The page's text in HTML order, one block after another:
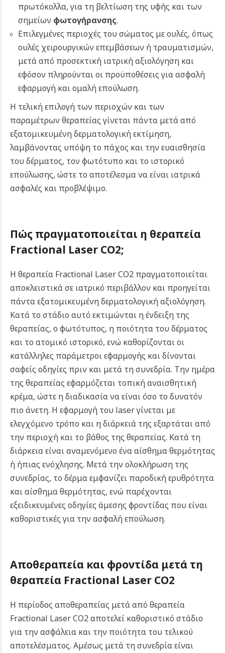
πρωτόκολλα, για τη βελτίωση της υφής και των
σημείων φωτογήρανσης.
Επιλεγμένες περιοχές του σώματος με ουλές, όπως
ουλές χειρουργικών επεμβάσεων ή τραυματισμών,
μετά από προσεκτική ιατρική αξιολόγηση και
εφόσον πληρούνται οι προϋποθέσεις για ασφαλή
εφαρμογή και ομαλή επούλωση.
Η τελική επιλογή των περιοχών και των
παραμέτρων θεραπείας γίνεται πάντα μετά από
εξατομικευμένη δερματολογική εκτίμηση,
λαμβάνοντας υπόψη το πάχος και την ευαισθησία
του δέρματος, τον φωτότυπο και το ιστορικό
επούλωσης, ώστε το αποτέλεσμα να είναι ιατρικά
ασφαλές και προβλέψιμο.
Πώς πραγματοποιείται η θεραπεία
Fractional Laser CO2;
Η θεραπεία Fractional Laser CO2 πραγματοποιείται
αποκλειστικά σε ιατρικό περιβάλλον και προηγείται
πάντα εξατομικευμένη δερματολογική αξιολόγηση.
Κατά το στάδιο αυτό εκτιμώνται η ένδειξη της
θεραπείας, ο φωτότυπος, η ποιότητα του δέρματος
και το ατομικό ιστορικό, ενώ καθορίζονται οι
κατάλληλες παράμετροι εφαρμογής και δίνονται
σαφείς οδηγίες πριν και μετά τη συνεδρία. Την ημέρα
της θεραπείας εφαρμόζεται τοπική αναισθητική
κρέμα, ώστε η διαδικασία να είναι όσο το δυνατόν
πιο άνετη. Η εφαρμογή του laser γίνεται με
ελεγχόμενο τρόπο και η διάρκειά της εξαρτάται από
την περιοχή και το βάθος της θεραπείας. Κατά τη
διάρκεια είναι αναμενόμενο ένα αίσθημα θερμότητας
ή ήπιας ενόχλησης. Μετά την ολοκλήρωση της
συνεδρίας, το δέρμα εμφανίζει παροδική ερυθρότητα
και αίσθημα θερμότητας, ενώ παρέχονται
εξειδικευμένες οδηγίες άμεσης φροντίδας που είναι
καθοριστικές για την ασφαλή επούλωση.
Αποθεραπεία και φροντίδα μετά τη
θεραπεία Fractional Laser CO2
Η περίοδος αποθεραπείας μετά από θεραπεία
Fractional Laser CO2 αποτελεί καθοριστικό στάδιο
για την ασφάλεια και την ποιότητα του τελικού
αποτελέσματος. Αμέσως μετά τη συνεδρία είναι